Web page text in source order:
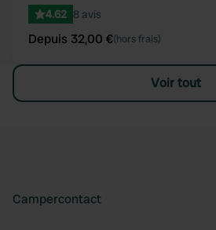
4.62 8 avis
Depuis 32,00 €(hors frais)
Voir tout
Campercontact